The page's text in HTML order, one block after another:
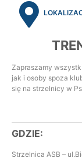
Zapraszamy
jak i osoby spoza
się na strzelnicy w
GDZIE:
Strzelnica ASB –